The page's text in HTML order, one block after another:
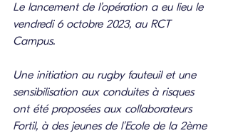
Le lancement de l’opération a eu lieu le
vendredi 6 octobre 2023, au RCT
Campus.
Une initiation au rugby fauteuil et une
sensibilisation aux conduites à risques
ont été proposées aux collaborateurs
Fortil, à des jeunes de l’Ecole de la 2ème